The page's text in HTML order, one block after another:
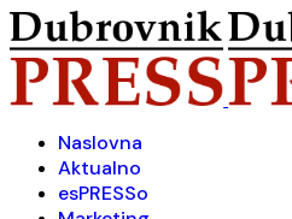
Naslovna
Aktualno
esPRESSo